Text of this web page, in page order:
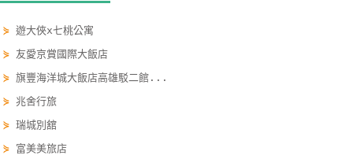
顧
服
務
⋟遊大俠x七桃公寓
⋟ 友愛京賞國際大飯店
⋟旗豐海洋城大飯店高雄駁二館...
⋟兆舍行旅
⋟瑞城別舘
⋟ 富美美旅店